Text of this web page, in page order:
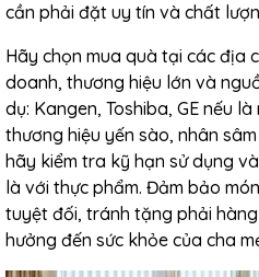
cần phải đặt uy tín và chất
Hãy chọn mua quà tại các địa
doanh, thương hiệu lớn và
dụ: Kangen, Toshiba, GE nếu
thương hiệu yến sào, nhân
hãy kiểm tra kỹ hạn sử dụng
là với thực phẩm. Đảm bảo
tuyệt đối, tránh tặng phải
hưởng đến sức khỏe của cha